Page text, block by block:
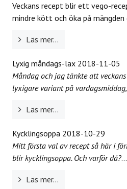
Veckans recept blir ett vego-
mindre kött och öka på mängden
Läs mer...
Lyxig måndags-lax 2018-11-05
Måndag och jag tänkte att
lyxigare variant på vardagsmiddag,
Läs mer...
Kycklingsoppa 2018-10-29
Mitt första val av recept så här i
blir kycklingsoppa. Och varför då?...
Läs mer...